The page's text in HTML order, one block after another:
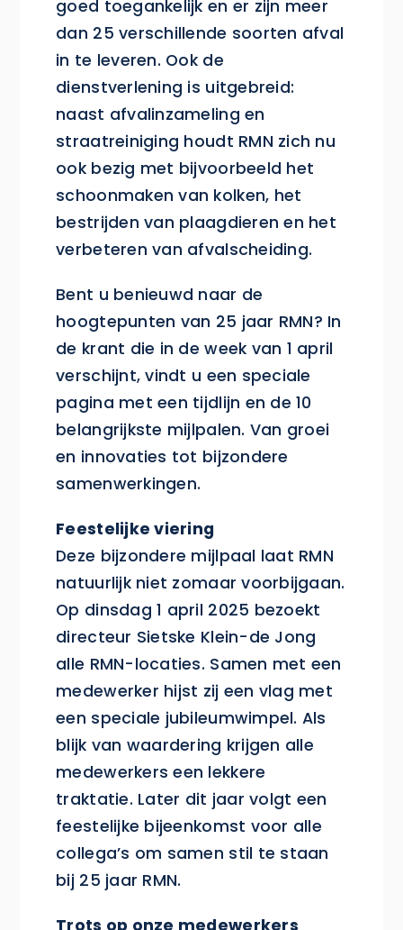
goed toegankelijk en er zijn meer
dan 25 verschillende soorten afval
in te leveren. Ook de
dienstverlening is uitgebreid:
naast afvalinzameling en
straatreiniging houdt RMN zich nu
ook bezig met bijvoorbeeld het
schoonmaken van kolken, het
bestrijden van plaagdieren en het
verbeteren van afvalscheiding.
Bent u benieuwd naar de
hoogtepunten van 25 jaar RMN? In
de krant die in de week van 1 april
verschijnt, vindt u een speciale
pagina met een tijdlijn en de 10
belangrijkste mijlpalen. Van groei
en innovaties tot bijzondere
samenwerkingen.
Feestelijke viering
Deze bijzondere mijlpaal laat RMN
natuurlijk niet zomaar voorbijgaan.
Op dinsdag 1 april 2025 bezoekt
directeur Sietske Klein-de Jong
alle RMN-locaties. Samen met een
medewerker hijst zij een vlag met
een speciale jubileumwimpel. Als
blijk van waardering krijgen alle
medewerkers een lekkere
traktatie. Later dit jaar volgt een
feestelijke bijeenkomst voor alle
collega’s om samen stil te staan
bij 25 jaar RMN.
Trots op onze medewerkers